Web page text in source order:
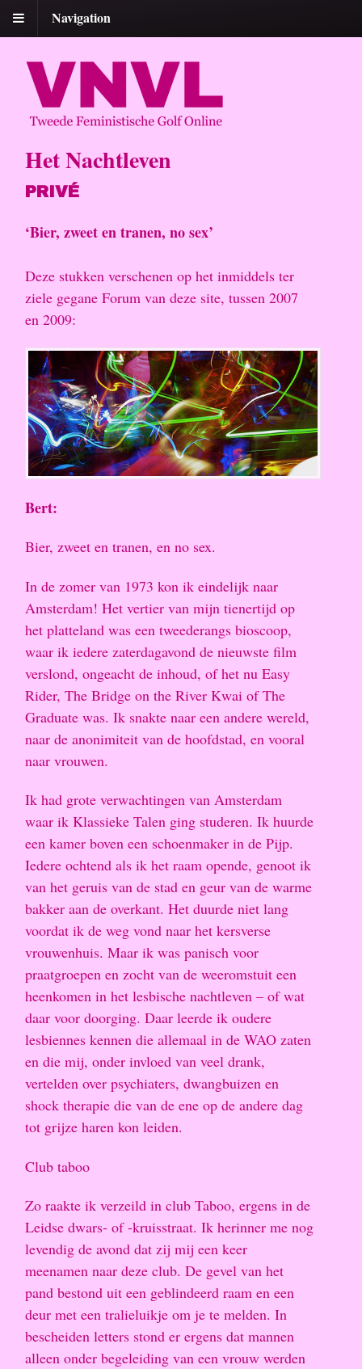
Navigation
Het Nachtleven
PRIVÉ
‘Bier, zweet en tranen, no sex’
Deze stukken verschenen op het inmiddels ter
ziele gegane Forum van deze site, tussen 2007
en 2009:
Bert:
Bier, zweet en tranen, en no sex.
In de zomer van 1973 kon ik eindelijk naar
Amsterdam! Het vertier van mijn tienertijd op
het platteland was een tweederangs bioscoop,
waar ik iedere zaterdagavond de nieuwste film
verslond, ongeacht de inhoud, of het nu Easy
Rider, The Bridge on the River Kwai of The
Graduate was. Ik snakte naar een andere wereld,
naar de anonimiteit van de hoofdstad, en vooral
naar vrouwen.
Ik had grote verwachtingen van Amsterdam
waar ik Klassieke Talen ging studeren. Ik huurde
een kamer boven een schoenmaker in de Pijp.
Iedere ochtend als ik het raam opende, genoot ik
van het geruis van de stad en geur van de warme
bakker aan de overkant. Het duurde niet lang
voordat ik de weg vond naar het kersverse
vrouwenhuis. Maar ik was panisch voor
praatgroepen en zocht van de weeromstuit een
heenkomen in het lesbische nachtleven – of wat
daar voor doorging. Daar leerde ik oudere
lesbiennes kennen die allemaal in de WAO zaten
en die mij, onder invloed van veel drank,
vertelden over psychiaters, dwangbuizen en
shock therapie die van de ene op de andere dag
tot grijze haren kon leiden.
Club taboo
Zo raakte ik verzeild in club Taboo, ergens in de
Leidse dwars- of -kruisstraat. Ik herinner me nog
levendig de avond dat zij mij een keer
meenamen naar deze club. De gevel van het
pand bestond uit een geblindeerd raam en een
deur met een tralieluikje om je te melden. In
bescheiden letters stond er ergens dat mannen
alleen onder begeleiding van een vrouw werden